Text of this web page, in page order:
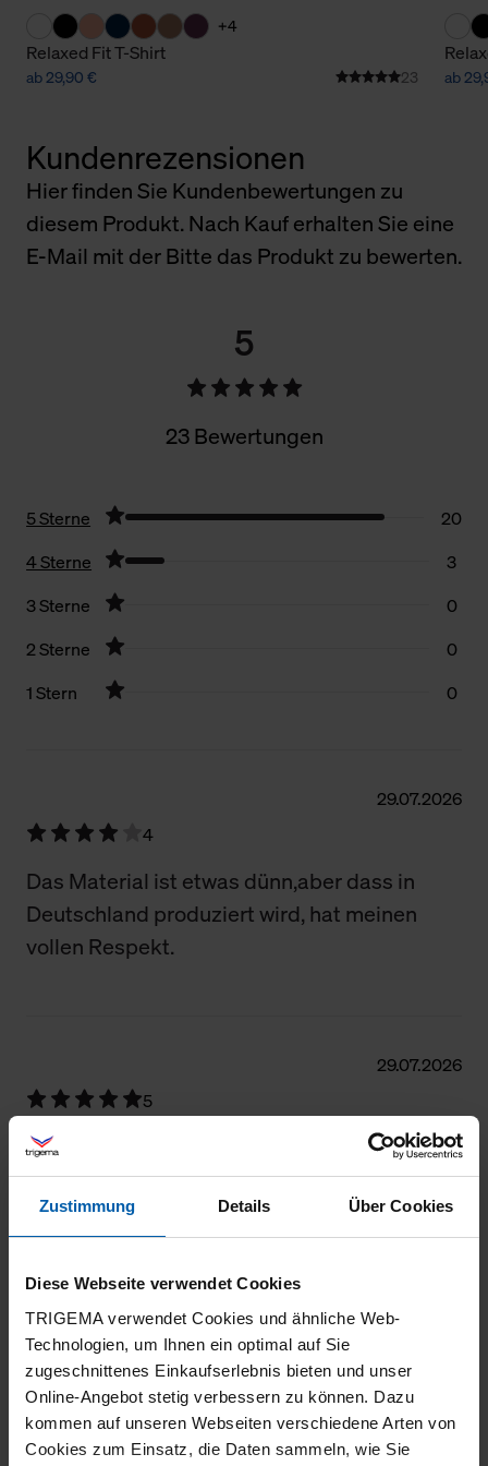
Zustimmung Details Über Cookies
Diese Webseite verwendet Cookies
TRIGEMA verwendet Cookies und ähnliche Web-
Technologien, um Ihnen ein optimal auf Sie
zugeschnittenes Einkaufserlebnis bieten und unser
Online-Angebot stetig verbessern zu können. Dazu
kommen auf unseren Webseiten verschiedene Arten von
Cookies zum Einsatz, die Daten sammeln, wie Sie
+4
Relaxed Fit T-Shirt
ab 29,90 € 23 ab
Kundenrezensionen
Hier finden Sie Kundenbewertungen zu
diesem Produkt. Nach Kauf erhalten Sie eine
E-Mail mit der Bitte das Produkt zu bewerten.
5
23 Bewertungen
5 Sterne
20
4 Sterne
3
3 Sterne
0
2 Sterne
0
1 Stern
0
29.07.2026
4
Das Material ist etwas dünn,aber dass in
Deutschland produziert wird, hat meinen
vollen Respekt.
29.07.2026
5
Das Produkt entspricht voll den Erwartungen.
Wie immer. Sehr gute Qualität.